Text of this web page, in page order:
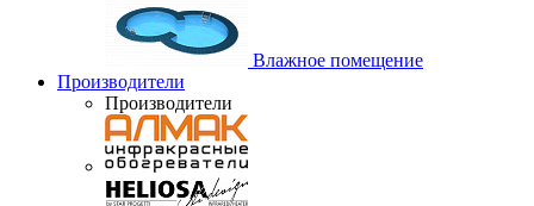
Влажное помещение
Производители
Производители